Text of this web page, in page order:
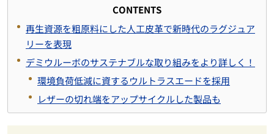
CONTENTS
再生資源を粗原料にした人工皮革で新時代のラグジュア
リーを表現
デミウルーボのサステナブルな取り組みをより詳しく！
環境負荷低減に資するウルトラスエードを採用
レザーの切れ端をアップサイクルした製品も